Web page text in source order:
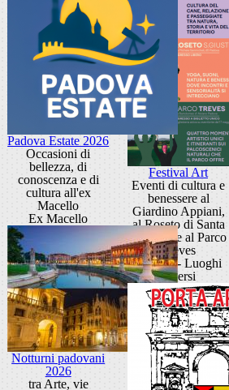
Festival Art
Eventi di cultura e
benessere al
Giardino Appiani,
al Roseto di Santa
Giustina e al Parco
Treves
Padova - Luoghi
diversi
Padova Estate 2026
Occasioni di
bellezza, di
conoscenza e di
cultura all'ex
Macello
Ex Macello
Notturni padovani
2026
tra Arte, vie